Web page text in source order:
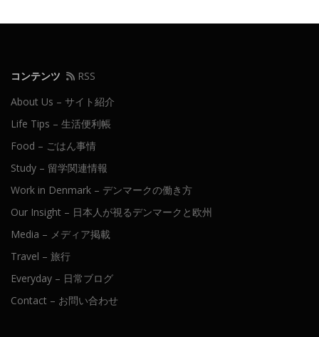
コンテンツ
RSS
About Us – サイト紹介
Life Tips – 生活便利帳
Food – ごはん事情
Study – 留学関連情報
Work in Denmark – デンマークの働き方
Our Insight – 日本人が視るデンマークと欧州
Media – メディア掲載
Travel – 旅行
Everyday – 日常ブログ
Contact – お問い合わせ